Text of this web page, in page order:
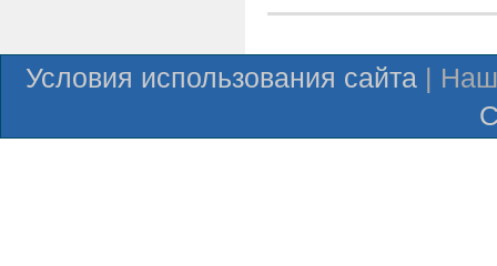
Условия использования сайта| Наш